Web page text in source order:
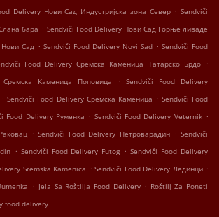
Delivery Нови Сад Индустријска зона Север . Sendviči
бара . Sendviči Food Delivery Нови Сад Горње ливаде
Нови Сад . Sendviči Food Delivery Novi Sad . Sendviči Food
Food Delivery Сремска Каменица Татарско Брдо .
Каменица Поповица
.
Sendviči Food Delivery
. Sendviči Food Delivery Сремска Каменица . Sendviči Food
Food Delivery Руменка . Sendviči Food Delivery Veternik .
. Sendviči Food Delivery Петроварадин . Sendviči
. Sendviči Food Delivery Futog . Sendviči Food Delivery
Sremska Kamenica . Sendviči Food Delivery Лединци .
. Jela Sa Roštilja Food Delivery . Roštilj Za Poneti
food delivery